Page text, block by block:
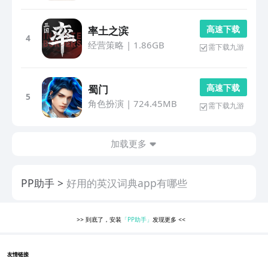
4
率土之滨
经营策略 | 1.86GB
高 速 下 载
需下载九游
5
蜀门
角色扮演 | 724.45MB
高 速 下 载
需下载九游
加载更多
PP助手 好用的英汉词典app有哪些
>> 到底了，安装 「PP助手」 发现更多<<
友情链接